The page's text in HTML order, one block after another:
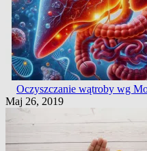
Oczyszczanie wątroby wg
Maj 26, 2019